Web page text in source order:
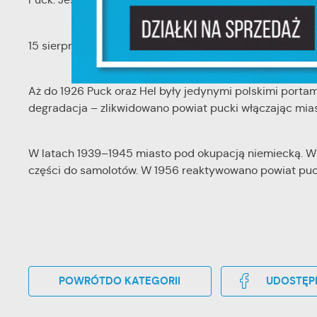
15 sierpnia 1922, w czasie obchodów drugiej rocznicy
Aż do 1926 Puck oraz Hel były jedynymi polskimi
degradacja – zlikwidowano powiat pucki włączając
W latach 1939–1945 miasto pod okupacją niemiecką.
części do samolotów. W 1956 reaktywowano powiat
POWRÓTDO KATEGORII